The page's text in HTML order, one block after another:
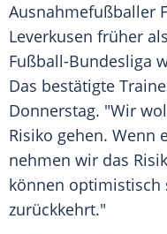
Ausnahmefußballer
Leverkusen früher
Fußball-Bundesliga
Das bestätigte
Donnerstag. "Wir
Risiko gehen. Wenn
nehmen wir das
können optimistisch
zurückkehrt."